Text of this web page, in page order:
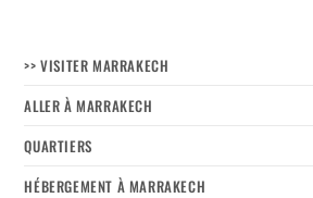
>> VISITER MARRAKECH
ALLER À MARRAKECH
QUARTIERS
HÉBERGEMENT À MARRAKECH